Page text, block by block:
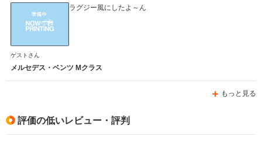
ラグジー風にしたよ～ん
ゲストさん
メルセデス・ベンツ Mクラス
もっと見る
評価の低いレビュー・評判